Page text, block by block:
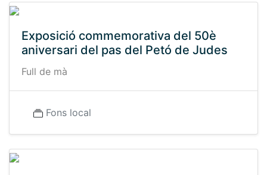
Exposició commemorativa del 50è
aniversari del pas del Petó de Judes
Full de mà
Fons local